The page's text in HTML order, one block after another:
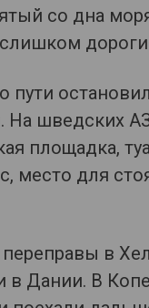
со дна
На шведских
площадка,
место для
в
Дании. В